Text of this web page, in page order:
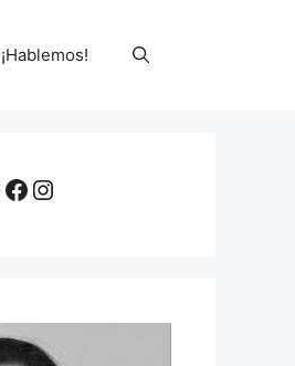
¡Hablemos!
Facebook
Instagram